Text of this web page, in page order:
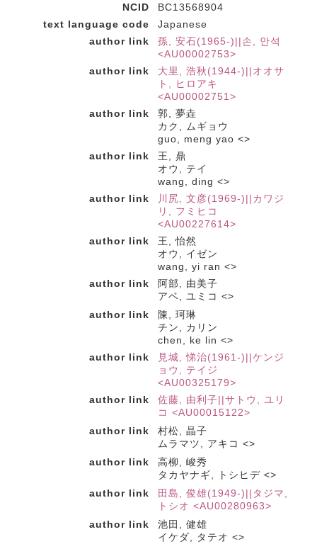
NCID
BC13568904
text language code
Japanese
author link
孫, 安石(1965-)||손, 안석
<AU00002753>
author link
大里, 浩秋(1944-)||オオサ
ト, ヒロアキ
<AU00002751>
author link
郭, 夢垚
カク, ムギョウ
guo, meng yao <>
author link
王, 鼎
オウ, テイ
wang, ding <>
author link
川尻, 文彦(1969-)||カワジ
リ, フミヒコ
<AU00227614>
author link
王, 怡然
オウ, イゼン
wang, yi ran <>
author link
阿部, 由美子
アベ, ユミコ <>
author link
陳, 珂琳
チン, カリン
chen, ke lin <>
author link
見城, 悌治(1961-)||ケンジ
ョウ, テイジ
<AU00325179>
author link
佐藤, 由利子||サトウ, ユリ
コ <AU00015122>
author link
村松, 晶子
ムラマツ, アキコ <>
author link
高柳, 峻秀
タカヤナギ, トシヒデ <>
author link
田島, 俊雄(1949-)||タジマ,
トシオ <AU00280963>
author link
池田, 健雄
イケダ, タテオ <>